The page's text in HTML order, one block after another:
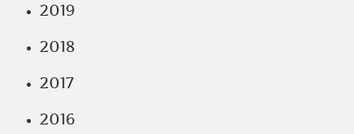
2019
2018
2017
2016